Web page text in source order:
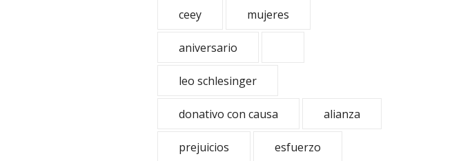
ceey mujeres
aniversario
leo schlesinger
donativo con causa alianza
prejuicios esfuerzo